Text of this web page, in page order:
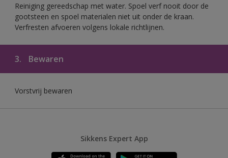
Reiniging gereedschap met water. Spoel verf nooit door de
gootsteen en spoel materialen niet uit onder de kraan.
Verfresten afvoeren volgens lokale richtlijnen.
3. Bewaren
Vorstvrij bewaren
Sikkens Expert App